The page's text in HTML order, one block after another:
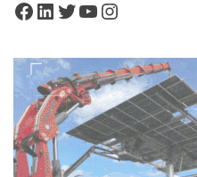
Facebook
LinkedIn
Twitter
YouTube
Instagram